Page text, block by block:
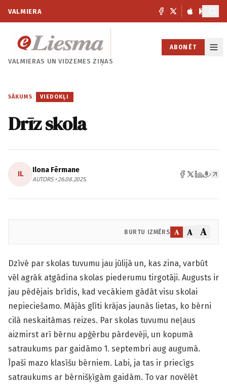
VALMIERA
VALMIERAS UNVIDZEMES ZIŅAS
ABONĒT
SĀKUMS / VIEDOKĻI
Drīz skola
IL Ilona Fērmane
AUTORS • 26.08.2025.
BURTU IZMĒRS A A A
Dzīvē par skolas tuvumu jau jūlijā un, kas zina, varbūt
vēl agrāk atgādina skolas piederumu tirgotāji. Augusts ir
jau pēdējais brīdis, kad vecākiem gādāt visu skolai
nepieciešamo. Mājās glīti krājas jaunās lietas, ko bērni
cilā neskaitāmas reizes. Par skolas tuvumu neļaus
aizmirst arī bērnu apģērbu pārdevēji, un kopumā
satraukums par gaidāmo 1. septembri aug augumā.
Īpaši mazo klasīšu bērniem. Labi, ja tas ir priecīgs
satraukums ar bērnišķīgām gaidām. To var novēlēt